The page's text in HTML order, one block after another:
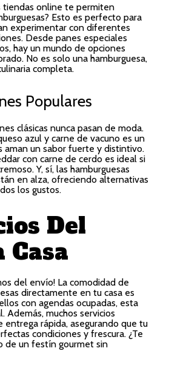
tiendas online te permiten
Esto es perfecto para
experimentar con diferentes
Desde panes especiales
hay un mundo de opciones
No es solo una hamburguesa,
completa.
Populares
clásicas nunca pasan de moda.
azul y carne de vacuno es un
aman un sabor fuerte y distintivo.
con carne de cerdo es ideal si
Y, sí, las hamburguesas
en alza, ofreciendo alternativas
los gustos.
Del
Casa
del envío! La comodidad de
directamente en tu casa es
con agendas ocupadas, esta
Además, muchos servicios
entrega rápida, asegurando que tu
condiciones y frescura. ¿Te
de un festín gourmet sin